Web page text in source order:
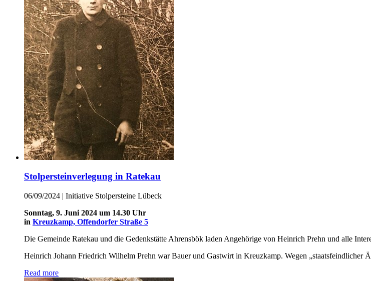
Stolpersteinverlegung in Ratekau
06/09/2024 | Initiative Stolpersteine Lübeck
Sonntag, 9. Juni 2024 um 14.30 Uhr
in Kreuzkamp, Offendorfer Straße 5
Die Gemeinde Ratekau und die Gedenkstätte Ahrensbök laden Angehörige von Heinrich Prehn und alle
Heinrich Johann Friedrich Wilhelm Prehn war Bauer und Gastwirt in Kreuzkamp. Wegen „staatsfeindlicher
Read more